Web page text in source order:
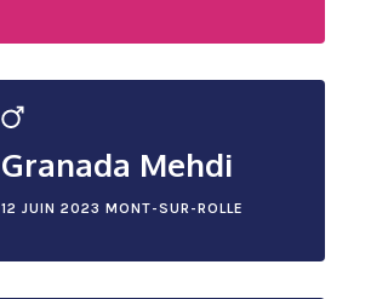
Granada Mehdi
12 JUIN 2023 MONT-SUR-ROLLE